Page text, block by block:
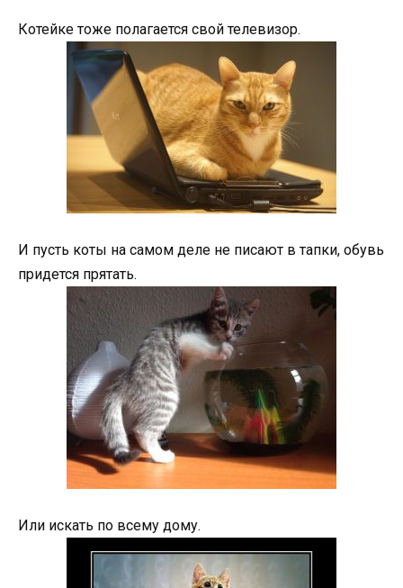
Котейке тоже полагается свой телевизор.
И пусть коты на самом деле не писают в тапки, обувь
придется прятать.
Или искать по всему дому.